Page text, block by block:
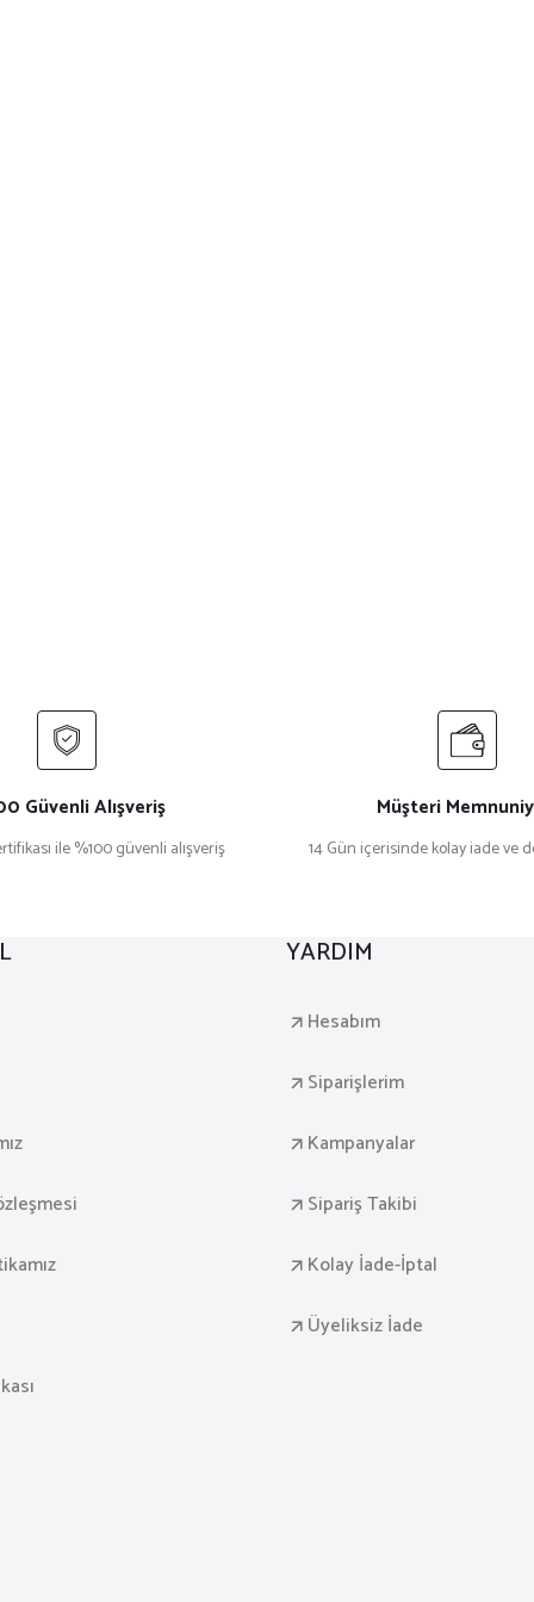
Güvenli Alışveriş
ile %100 güvenli alışveriş
Müşteri
14 Gün içerisinde kolay iade ve
YARDIM
Hesabım
Siparişlerim
Kampanyalar
Sipariş Takibi
Kolay İade-İptal
Üyeliksiz İade